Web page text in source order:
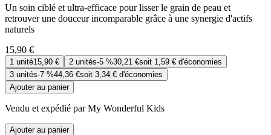
Un soin ciblé et ultra-efficace pour lisser le grain de peau et
retrouver une douceur incomparable grâce à une synergie d'actifs
naturels
15,90 €
1 unité15,90 € 2 unités-5 %30,21 €soit 1,59 € d'économies
3 unités-7 %44,36 €soit 3,34 € d'économies
Ajouter au panier
Vendu et expédié par My Wonderful Kids
Ajouter au panier